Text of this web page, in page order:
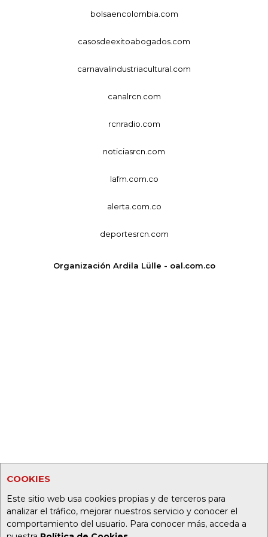
COOKIES
Este sitio web usa cookies propias y de terceros para
analizar el tráfico, mejorar nuestros servicio y conocer el
comportamiento del usuario. Para conocer más, acceda a
bolsaencolombia.com
casosdeexitoabogados.com
carnavalindustriacultural.com
canalrcn.com
rcnradio.com
noticiasrcn.com
lafm.com.co
alerta.com.co
deportesrcn.com
Organización Ardila Lülle - oal.com.co